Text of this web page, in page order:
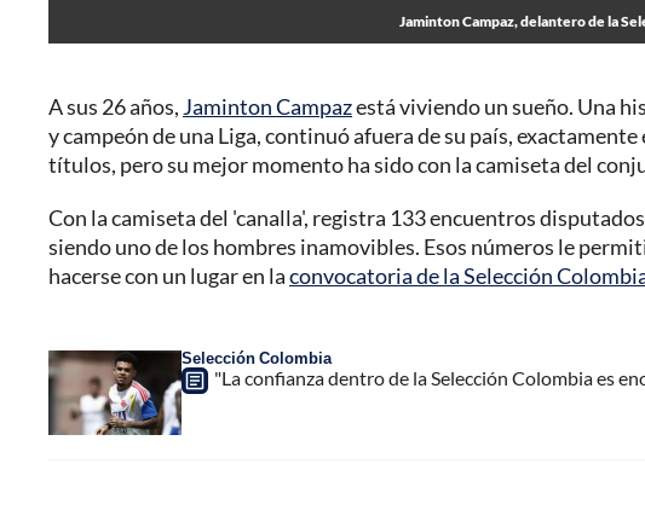
Jaminton Campaz, delantero de la
A sus 26 años, Jaminton Campazestá viviendo un sueño. Una
y campeón de una Liga, continuó afuera de su país, exactamente
títulos, pero su mejor momento ha sido con la camiseta del
Con la camiseta del 'canalla', registra 133 encuentros
siendo uno de los hombres inamovibles. Esos números le
hacerse con un lugar en laconvocatoria de la Selección
Selección Colombia
"La confianza dentro de la Selección Colombia es